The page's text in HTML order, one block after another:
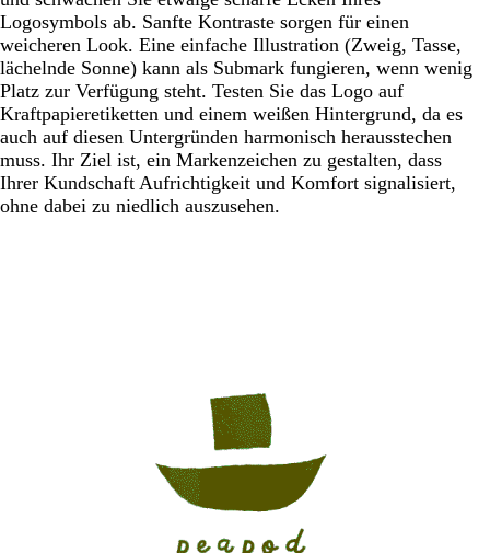
Logosymbols ab. Sanfte Kontraste sorgen für einen
weicheren Look. Eine einfache Illustration (Zweig, Tasse,
lächelnde Sonne) kann als Submark fungieren, wenn wenig
Platz zur Verfügung steht. Testen Sie das Logo auf
Kraftpapieretiketten und einem weißen Hintergrund, da es
auch auf diesen Untergründen harmonisch herausstechen
muss. Ihr Ziel ist, ein Markenzeichen zu gestalten, dass
Ihrer Kundschaft Aufrichtigkeit und Komfort signalisiert,
ohne dabei zu niedlich auszusehen.